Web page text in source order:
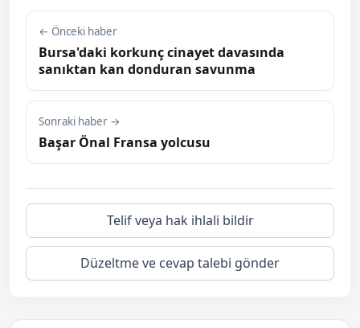
← Önceki haber
Bursa'daki korkunç cinayet davasında
sanıktan kan donduran savunma
Sonraki haber →
Başar Önal Fransa yolcusu
Telif veya hak ihlali bildir
Düzeltme ve cevap talebi gönder